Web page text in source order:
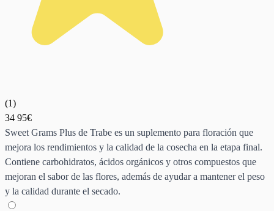
(1)
34 95€
Sweet Grams Plus de Trabe es un suplemento para floración que
mejora los rendimientos y la calidad de la cosecha en la etapa final.
Contiene carbohidratos, ácidos orgánicos y otros compuestos que
mejoran el sabor de las flores, además de ayudar a mantener el peso
y la calidad durante el secado.